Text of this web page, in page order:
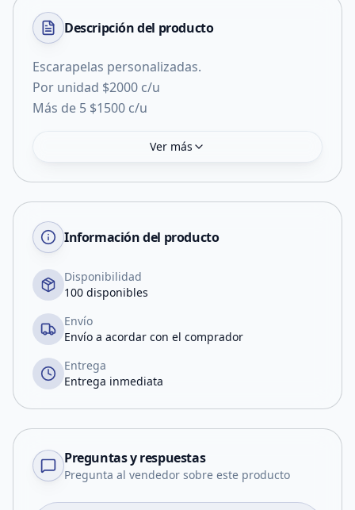
Descripción del producto
Escarapelas personalizadas.
Por unidad $2000 c/u
Más de 5 $1500 c/u
Ver más
Información del producto
Disponibilidad
100 disponibles
Envío
Envío a acordar con el comprador
Entrega
Entrega inmediata
Preguntas y respuestas
Pregunta al vendedor sobre este producto